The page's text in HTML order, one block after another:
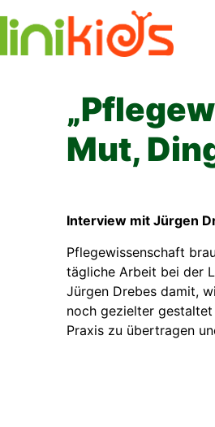
to
Mut,
Interview mit Jürgen
Pflegewissenschaft
tägliche Arbeit bei der
Jürgen Drebes damit,
noch gezielter
Praxis zu übertragen